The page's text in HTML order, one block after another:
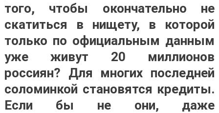
того, чтобы окончательно не
скатиться в нищету, в которой
только по официальным данным
уже живут 20 миллионов
россиян? Для многих последней
соломинкой становятся кредиты.
Если бы не они, даже